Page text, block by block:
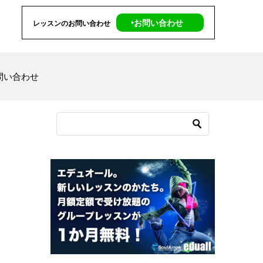
レッスンのお問い合わせ ‣お問い合わせ
い合わせ